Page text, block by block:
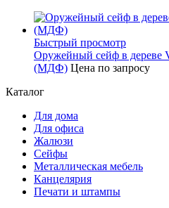
Быстрый просмотр
Оружейный сейф в дереве
(МДФ) Цена по запросу
Каталог
Для дома
Для офиса
Жалюзи
Сейфы
Металлическая мебель
Канцелярия
Печати и штампы